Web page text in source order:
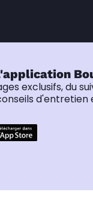
exclusifs, du
d'entretien